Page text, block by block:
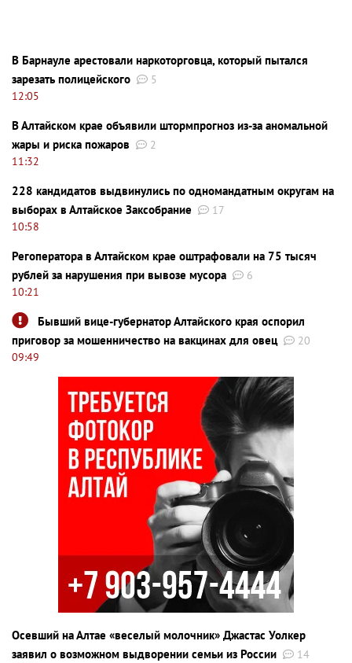
В Барнауле арестовали наркоторговца, который пытался
зарезать полицейского
5
12:05
В Алтайском крае объявили штормпрогноз из-за аномальной
жары и риска пожаров
2
11:32
228 кандидатов выдвинулись по одномандатным округам на
выборах в Алтайское Заксобрание
17
10:58
Регоператора в Алтайском крае оштрафовали на 75 тысяч
рублей за нарушения при вывозе мусора
6
10:21
Бывший вице-губернатор Алтайского края оспорил
приговор за мошенничество на вакцинах для овец
20
09:49
Осевший на Алтае «веселый молочник» Джастас Уолкер
заявил о возможном выдворении семьи из России
14